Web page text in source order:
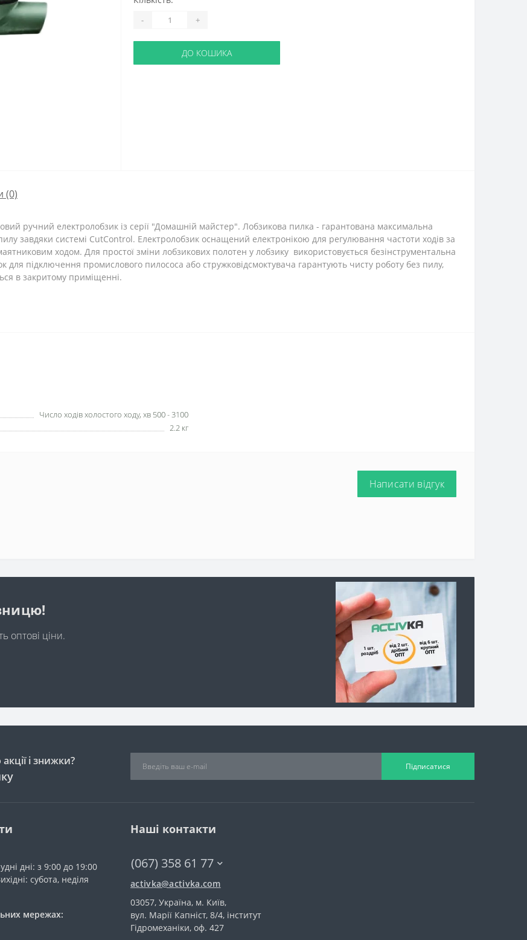
- +
ДО КОШИКА
(0)
ручний електролобзик із серії "Домашній майстер". Лобзикова пилка - гарантована максимальна
завдяки системі CutControl. Електролобзик оснащений електронікою для регулювання частоти ходів за
ходом. Для простої зміни лобзикових полотен у лобзику використовується безінструментальна
для підключення промислового пилососа або стружковідсмоктувача гарантують чисту роботу без пилу,
в закритому приміщенні.
Число ходів холостого ходу, хв 500 - 3100
2.2 кг
Написати відгук
оптові ціни.
і знижки? Підписатися
дні: з 9:00 до 19:00
субота, неділя
мережах:
Наші контакти
(067) 358 61 77
activka@activka.com
03057, Україна, м. Київ,
вул. Марії Капніст, 8/4, інститут
Гідромеханіки, оф. 427